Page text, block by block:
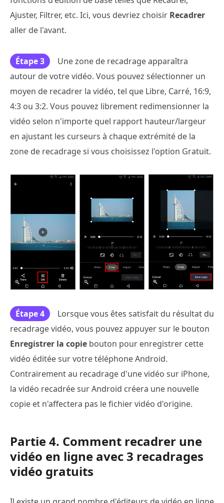
Ajuster, Filtrer, etc. Ici, vous devriez choisir Recadrer
aller de l'avant.
Étape 3
Une zone de recadrage apparaîtra
autour de votre vidéo. Vous pouvez sélectionner un
moyen de recadrer la vidéo, tel que Libre, Carré, 16:9,
4:3 ou 3:2. Vous pouvez librement redimensionner la
vidéo selon n'importe quel rapport hauteur/largeur
en ajustant les curseurs à chaque extrémité de la
zone de recadrage si vous choisissez l'option Gratuit.
Étape 4
Lorsque vous êtes satisfait du résultat du
recadrage vidéo, vous pouvez appuyer sur le bouton
Enregistrer la copie bouton pour enregistrer cette
vidéo éditée sur votre téléphone Android.
Contrairement au recadrage d'une vidéo sur iPhone,
la vidéo recadrée sur Android créera une nouvelle
copie et n'affectera pas le fichier vidéo d'origine.
Partie 4. Comment recadrer une
vidéo en ligne avec 3 recadrages
vidéo gratuits